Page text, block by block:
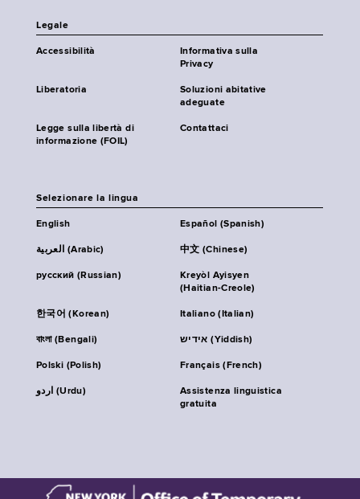
Legale
Accessibilità
Informativa sulla
Privacy
Liberatoria
Soluzioni abitative
adeguate
Legge sulla libertà di
informazione (FOIL)
Contattaci
Selezionare la lingua
English Español (Spanish)
العربية (Arabic) 中文 (Chinese)
русский (Russian)
Kreyòl Ayisyen
(Haitian-Creole)
한국어 (Korean) Italiano (Italian)
বাংলা (Bengali) אידיש (Yiddish)
Polski (Polish) Français (French)
اردو (Urdu)
Assistenza linguistica
gratuita